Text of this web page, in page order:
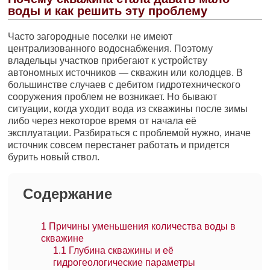
воды и как решить эту проблему
Часто загородные поселки не имеют
централизованного водоснабжения. Поэтому
владельцы участков прибегают к устройству
автономных источников — скважин или колодцев. В
большинстве случаев с дебитом гидротехнического
сооружения проблем не возникает. Но бывают
ситуации, когда уходит вода из скважины после зимы
либо через некоторое время от начала её
эксплуатации. Разбираться с проблемой нужно, иначе
источник совсем перестанет работать и придется
бурить новый ствол.
Содержание
1 Причины уменьшения количества воды в
скважине
1.1 Глубина скважины и её
гидрогеологические параметры